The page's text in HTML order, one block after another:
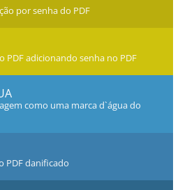
por senha do PDF
PDF adicionando senha no PDF
como uma marca d`água do
PDF danificado